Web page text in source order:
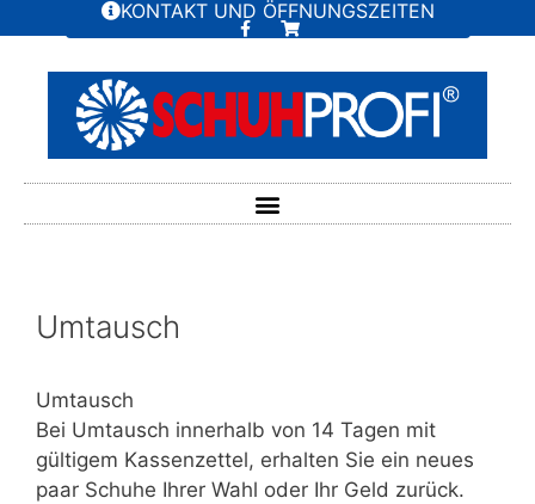
KONTAKT UND ÖFFNUNGSZEITEN
Umtausch
Umtausch
Bei Umtausch innerhalb von 14 Tagen mit
gültigem Kassenzettel, erhalten Sie ein neues
paar Schuhe Ihrer Wahl oder Ihr Geld zurück.